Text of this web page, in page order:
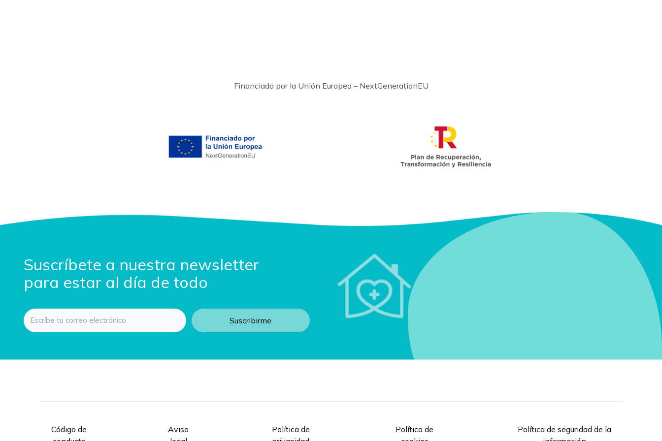
Financiado por la Unión Europea – NextGenerationEU
Suscríbete a nuestra newsletter
para estar al día de todo
Email
Código de
Aviso
Política de
Política de
Política de seguridad de la